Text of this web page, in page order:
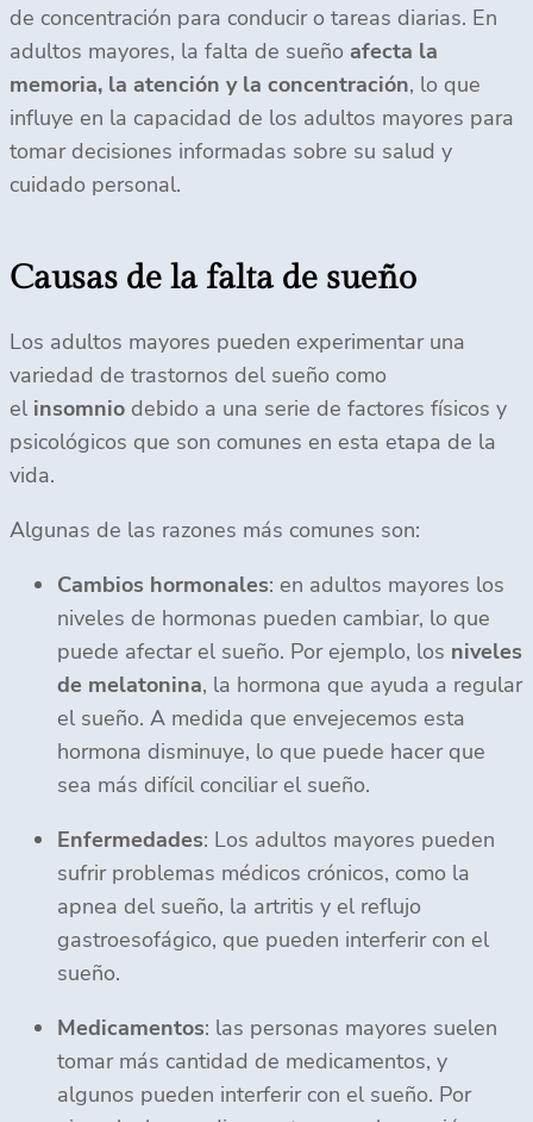
de concentración para conducir o tareas diarias. En
adultos mayores, la falta de sueño afecta la
memoria, la atención y la concentración, lo que
influye en la capacidad de los adultos mayores para
tomar decisiones informadas sobre su salud y
cuidado personal.
Causas de la falta de sueño
Los adultos mayores pueden experimentar una
variedad de trastornos del sueño como
el insomnio debido a una serie de factores físicos y
psicológicos que son comunes en esta etapa de la
vida.
Algunas de las razones más comunes son:
Cambios hormonales: en adultos mayores los
niveles de hormonas pueden cambiar, lo que
puede afectar el sueño. Por ejemplo, los niveles
de melatonina, la hormona que ayuda a regular
el sueño. A medida que envejecemos esta
hormona disminuye, lo que puede hacer que
sea más difícil conciliar el sueño.
Enfermedades: Los adultos mayores pueden
sufrir problemas médicos crónicos, como la
apnea del sueño, la artritis y el reflujo
gastroesofágico, que pueden interferir con el
sueño.
Medicamentos: las personas mayores suelen
tomar más cantidad de medicamentos, y
algunos pueden interferir con el sueño. Por